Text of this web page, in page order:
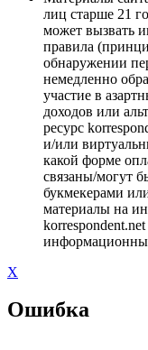
лиц старше 21
может вызвать
правила
обнаружении
немедленно
участие в
доходов или
ресурс
и/или
какой форме
связаны/могут
букмекерами
материалы на
X
Ошибка